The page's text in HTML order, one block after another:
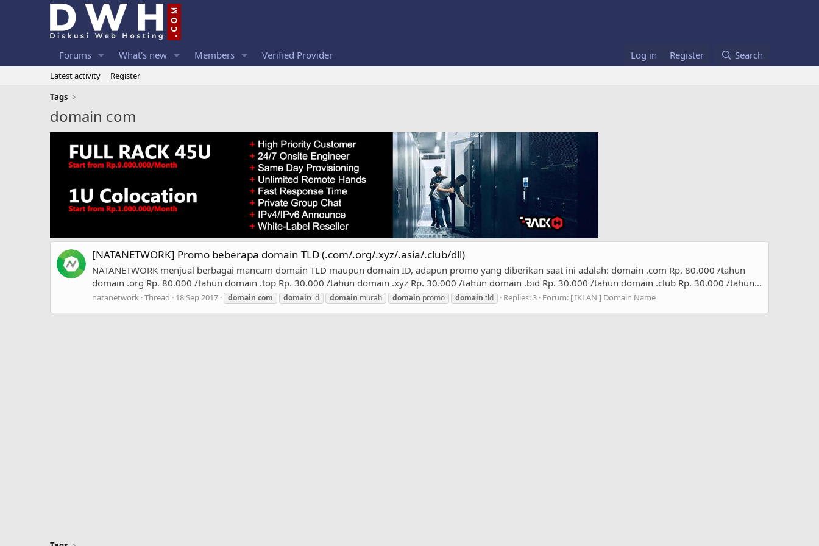
Forums What's new Members Verified Provider Log in Register Search
Latest activity
Register
Tags
domain com
[NATANETWORK] Promo beberapa domain TLD (.com/.org/.xyz/.asia/.club/dll)
NATANETWORK menjual berbagai mancam domain TLD maupun domain ID, adapun promo yang diberikan saat ini adalah: domain .com Rp. 80.000 /tahun
domain .org Rp. 80.000 /tahun domain .top Rp. 30.000 /tahun domain .xyz Rp. 30.000 /tahun domain .bid Rp. 30.000 /tahun domain .club Rp. 30.000 /tahun...
natanetwork Thread 18 Sep 2017 domain com domain id domain murah domain promo domain tld Replies: 3 Forum: [ IKLAN ] Domain Name